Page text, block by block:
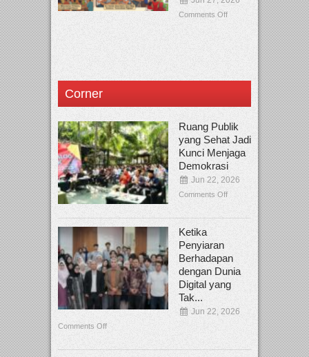
Comments Off
Corner
Ruang Publik
yang Sehat Jadi
Kunci Menjaga
Demokrasi
Jun 22, 2026
Comments Off
Ketika
Penyiaran
Berhadapan
dengan Dunia
Digital yang
Tak...
Jun 22, 2026
Comments Off